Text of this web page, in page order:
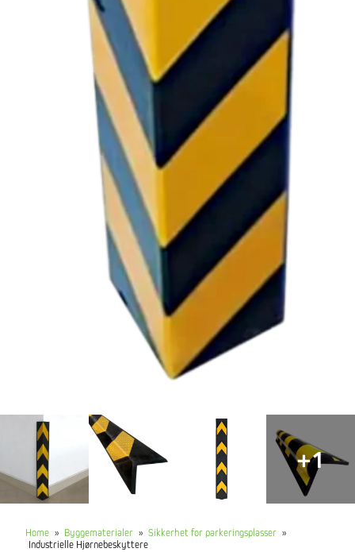
Home » Byggematerialer » Sikkerhet for parkeringsplasser »
Industrielle Hjørnebeskyttere
+1